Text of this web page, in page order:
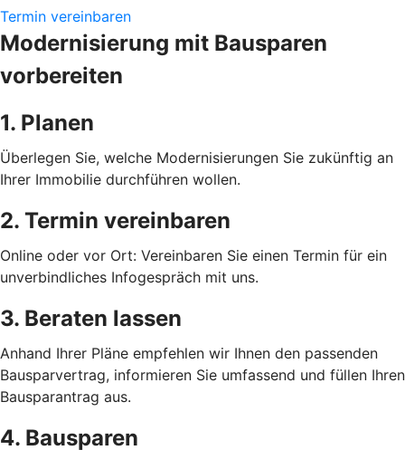
Termin vereinbaren
Modernisierung mit Bausparen
vorbereiten
1. Planen
Überlegen Sie, welche Modernisierungen Sie zukünftig an
Ihrer Immobilie durchführen wollen.
2. Termin vereinbaren
Online oder vor Ort: Vereinbaren Sie einen Termin für ein
unverbindliches Infogespräch mit uns.
3. Beraten lassen
Anhand Ihrer Pläne empfehlen wir Ihnen den passenden
Bausparvertrag, informieren Sie umfassend und füllen Ihren
Bausparantrag aus.
4. Bausparen